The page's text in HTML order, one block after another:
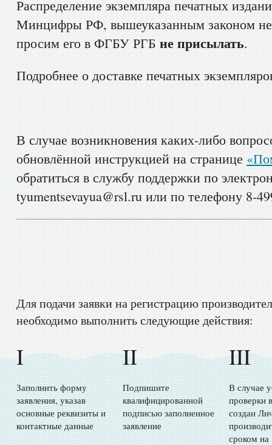
Распределение экземпляра печатных
Минцифры РФ, вышеуказанным законом не
просим его в ФГБУ РГБ не присылать.
Подробнее о доставке печатных
В случае возникновения каких-либо
обновлённой инструкцией на странице
обратиться в службу поддержки по
tyumentsevayua@rsl.ru или по телефону 8-
Для подачи заявки на регистрацию
необходимо выполнить следующие действия:
I
Заполнить форму
заявления, указав
основные реквизиты и
контактные данные
II
Подпишите
квалифицированной
подписью заполненное
заявление
III
В случае
проверки
создан
сроком на